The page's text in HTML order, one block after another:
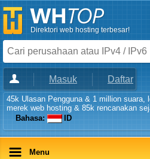
Direktori web hosting terbesar!
Masuk Daftar
45k Ulasan Pengguna & 1 million suara,
merek web hosting & 85k rencanakan
Bahasa:
ID
Menu